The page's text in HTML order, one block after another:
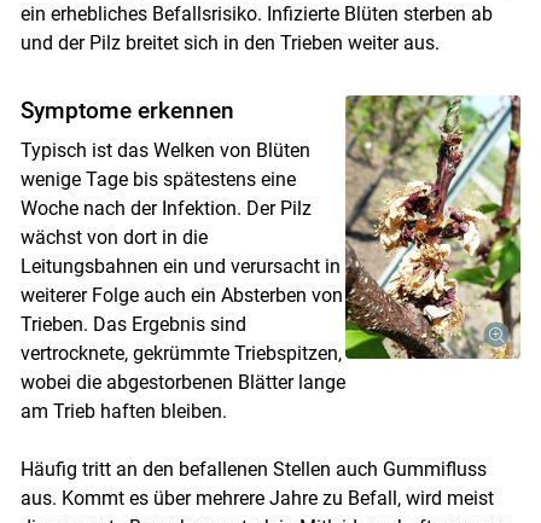
Skip to main content
ein erhebliches Befallsrisiko. Infizierte Blüten sterben ab
und der Pilz breitet sich in den Trieben weiter aus.
Symptome erkennen
Typisch ist das Welken von Blüten
wenige Tage bis spätestens eine
Woche nach der Infektion. Der Pilz
wächst von dort in die
Leitungsbahnen ein und verursacht in
weiterer Folge auch ein Absterben von
Trieben. Das Ergebnis sind
vertrocknete, gekrümmte Triebspitzen,
wobei die abgestorbenen Blätter lange
am Trieb haften bleiben.
Häufig tritt an den befallenen Stellen auch Gummifluss
aus. Kommt es über mehrere Jahre zu Befall, wird meist